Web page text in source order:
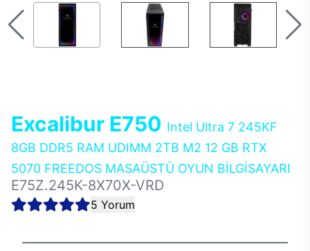
Excalibur E750 Intel Ultra 7 245KF
8GB DDR5 RAM UDIMM 2TB M2 12 GB RTX
5070 FREEDOS MASAÜSTÜ OYUN BİLGİSAYARI
E75Z.245K-8X70X-VRD
5 Yorum